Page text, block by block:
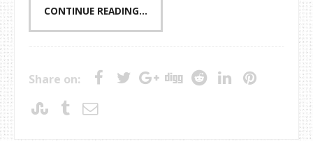
CONTINUE READING...
Share on: